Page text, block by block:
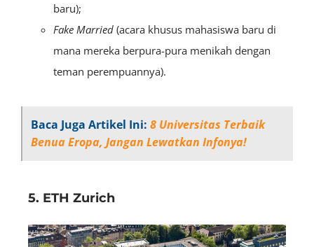
baru);
Fake Married (acara khusus mahasiswa baru di
mana mereka berpura-pura menikah dengan
teman perempuannya).
Baca Juga Artikel Ini: 8 Universitas Terbaik
Benua Eropa, Jangan Lewatkan Infonya!
5. ETH Zurich